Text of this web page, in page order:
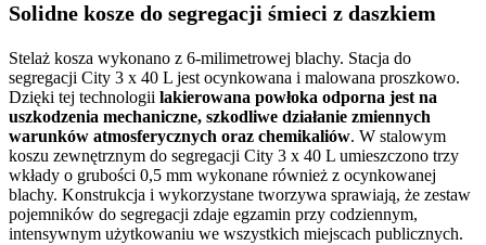
Solidne kosze do segregacji śmieci z daszkiem
Stelaż kosza wykonano z 6-milimetrowej blachy. Stacja do
segregacji City 3 x 40 L jest ocynkowana i malowana proszkowo.
Dzięki tej technologii lakierowana powłoka odporna jest na
uszkodzenia mechaniczne, szkodliwe działanie zmiennych
warunków atmosferycznych oraz chemikaliów. W stalowym
koszu zewnętrznym do segregacji City 3 x 40 L umieszczono trzy
wkłady o grubości 0,5 mm wykonane również z ocynkowanej
blachy. Konstrukcja i wykorzystane tworzywa sprawiają, że zestaw
pojemników do segregacji zdaje egzamin przy codziennym,
intensywnym użytkowaniu we wszystkich miejscach publicznych.